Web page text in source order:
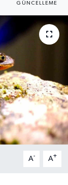
GÜNCELLEME
A- A+